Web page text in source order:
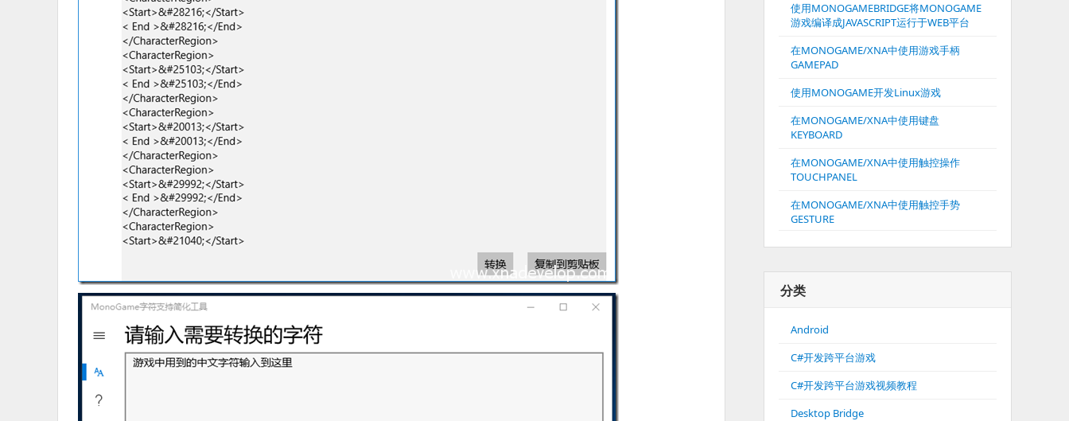
使用MONOGAMEBRIDGE将MONOGAME
游戏编译成JAVASCRIPT运行于WEB平台
在MONOGAME/XNA中使用游戏手柄
GAMEPAD
使用MONOGAME开发Linux游戏
在MONOGAME/XNA中使用键盘
KEYBOARD
在MONOGAME/XNA中使用触控操作
TOUCHPANEL
在MONOGAME/XNA中使用触控手势
GESTURE
分类
Android
C#开发跨平台游戏
C#开发跨平台游戏视频教程
Desktop Bridge